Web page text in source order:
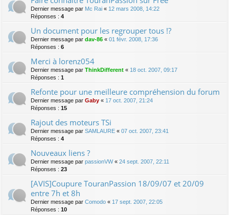
Dernier message par Mc Rai « 12 mars 2008, 14:22
Réponses : 4
Un document pour les regrouper tous !?
Dernier message par dav-86 « 01 févr. 2008, 17:36
Réponses : 6
Merci à lorenz054
Dernier message par ThinkDifferent « 18 oct. 2007, 09:17
Réponses : 1
Refonte pour une meilleure compréhension du forum
Dernier message par Gaby « 17 oct. 2007, 21:24
Réponses : 15
Rajout des moteurs TSi
Dernier message par SAMLAURE « 07 oct. 2007, 23:41
Réponses : 4
Nouveaux liens ?
Dernier message par passionVW« 24 sept. 2007, 22:11
Réponses : 23
[AVIS]Coupure TouranPassion 18/09/07 et 20/09
entre 7h et 8h
Dernier message par Comodo « 17 sept. 2007, 22:05
Réponses : 10